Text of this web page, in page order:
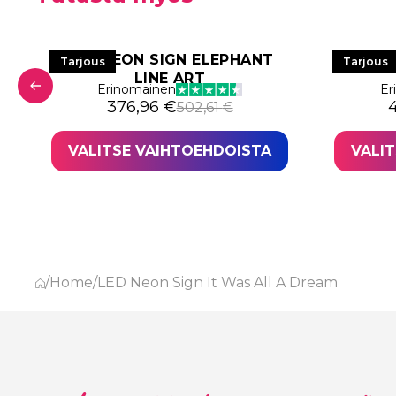
€.
€.
Tarjous
LED NEON SIGN ELEPHANT
LINE ART
Erinomainen
502,61€
Alkuperäinen hinta oli: 502,61 €.
376,96 €
Nykyinen hinta on: 376,96 €.
VALITSE VAIHTOEHDOISTA
Tarjous
LED
/Home/LED Neon Sign It Was All A Dream